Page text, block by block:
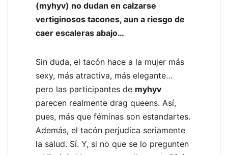
(myhyv) no dudan en calzarse
vertiginosos tacones, aun a riesgo de
caer escaleras abajo…
Sin duda, el tacón hace a la mujer más
sexy, más atractiva, más elegante…
pero las participantes de myhyv
parecen realmente drag queens. Así,
pues, más que féminas son estandartes.
Además, el tacón perjudica seriamente
la salud. Sí. Y, si no que se lo pregunten